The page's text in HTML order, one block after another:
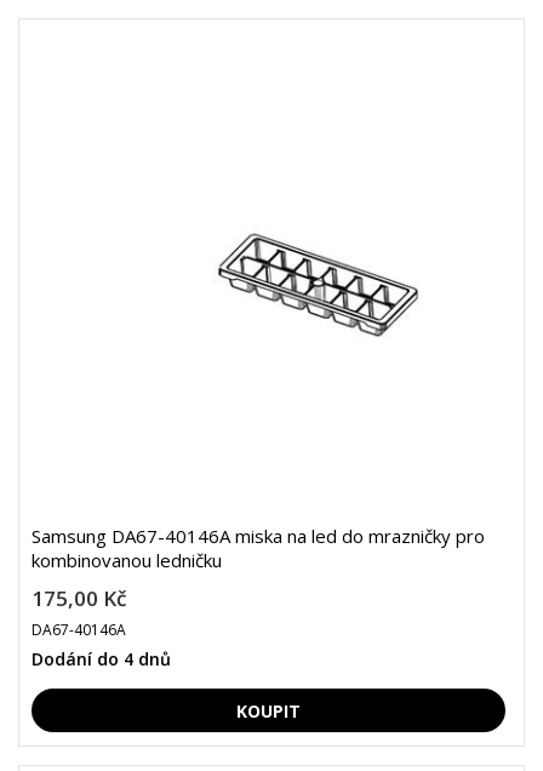
Samsung DA67-40146A miska na led do mrazničky pro
kombinovanou ledničku
175,00 Kč
DA67-40146A
Dodání do 4 dnů